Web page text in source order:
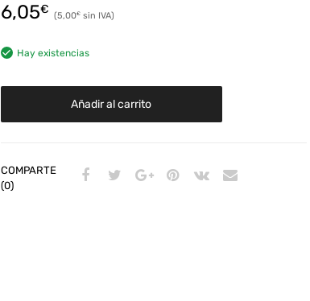
6,05€ 5,00€
Hay existencias
Añadir al carrito
COMPARTE
(0)